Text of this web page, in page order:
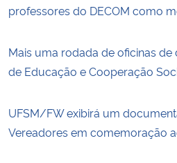
professores do DECOM como
Mais uma rodada de oficinas
de Educação e Cooperação
UFSM/FW exibirá um
Vereadores em comemoração